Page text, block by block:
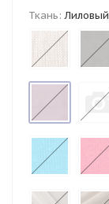
Ткань: Лиловый